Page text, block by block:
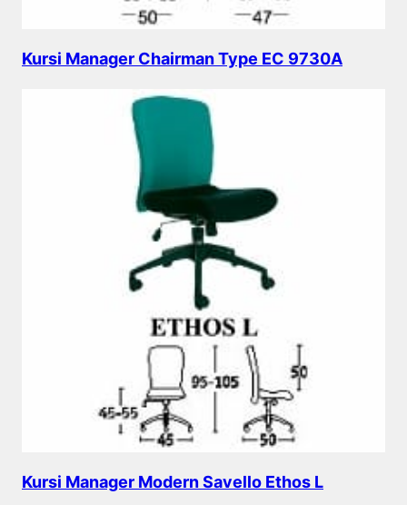
Kursi Manager Chairman Type EC 9730A
Kursi Manager Modern Savello Ethos L